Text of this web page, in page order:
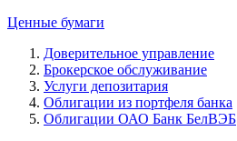
Ценные бумаги
Доверительное управление
Брокерское обслуживание
Услуги депозитария
Облигации из портфеля банка
Облигации ОАО Банк БелВЭБ